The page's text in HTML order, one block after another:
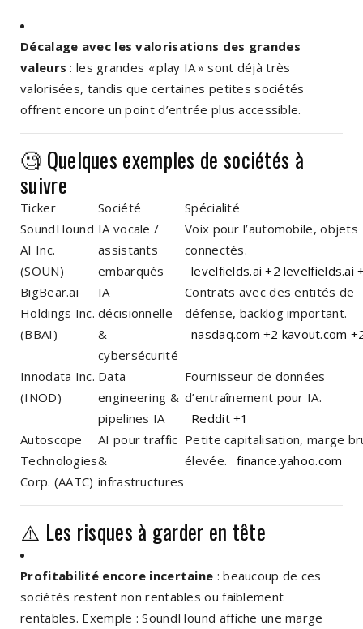
Décalage avec les valorisations des grandes
valeurs : les grandes « play IA » sont déjà très
valorisées, tandis que certaines petites sociétés
offrent encore un point d’entrée plus accessible.
🧐 Quelques exemples de sociétés à
suivre
Ticker Société
Spécialité
SoundHound
AI Inc.
(SOUN)
IA vocale /
assistants
embarqués
Voix pour l’automobile, objets
connectés.
levelfields.ai +2 levelfields.ai
BigBear.ai
Holdings Inc.
(BBAI)
IA
décisionnelle
&
cybersécurité
Contrats avec des entités de
défense, backlog important.
nasdaq.com +2 kavout.com
Innodata Inc.
(INOD)
Data
engineering &
pipelines IA
Fournisseur de données
d’entraînement pour IA.
Reddit +1
Autoscope
Technologies
Corp. (AATC)
AI pour traffic
&
infrastructures
Petite capitalisation, marge
élevée.
finance.yahoo.com
⚠️ Les risques à garder en tête
Profitabilité encore incertaine : beaucoup de ces
sociétés restent non rentables ou faiblement
rentables. Exemple : SoundHound affiche une marge